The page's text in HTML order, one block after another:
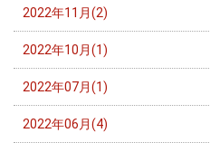
2022年11月(2)
2022年10月(1)
2022年07月(1)
2022年06月(4)